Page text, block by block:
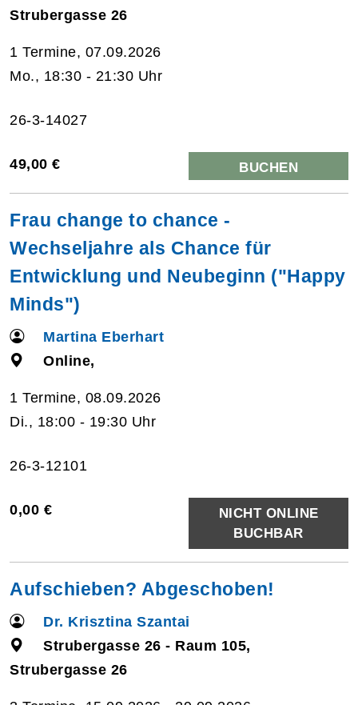
Strubergasse 26
1 Termine, 07.09.2026
Mo., 18:30 - 21:30 Uhr
26-3-14027
49,00 € BUCHEN
Frau change to chance -
Wechseljahre als Chance für
Entwicklung und Neubeginn ("Happy
Minds")
Martina Eberhart
Online,
1 Termine, 08.09.2026
Di., 18:00 - 19:30 Uhr
26-3-12101
0,00 €
NICHT ONLINE
BUCHBAR
Aufschieben? Abgeschoben!
Dr. Krisztina Szantai
Strubergasse 26 - Raum 105,
Strubergasse 26